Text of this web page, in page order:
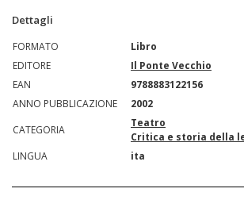
Dettagli
FORMATO
Libro
EDITORE
Il Ponte Vecchio
EAN
9788883122156
ANNO PUBBLICAZIONE
2002
CATEGORIA
Teatro
Critica e storia della
LINGUA
ita